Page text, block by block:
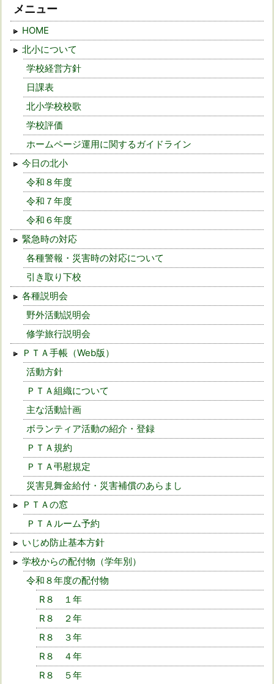
メニュー
HOME
北小について
学校経営方針
日課表
北小学校校歌
学校評価
ホームページ運用に関するガイドライン
今日の北小
令和８年度
令和７年度
令和６年度
緊急時の対応
各種警報・災害時の対応について
引き取り下校
各種説明会
野外活動説明会
修学旅行説明会
ＰＴＡ手帳（Web版）
活動方針
ＰＴＡ組織について
主な活動計画
ボランティア活動の紹介・登録
ＰＴＡ規約
ＰＴＡ弔慰規定
災害見舞金給付・災害補償のあらまし
ＰＴＡの窓
ＰＴＡルーム予約
いじめ防止基本方針
学校からの配付物（学年別）
令和８年度の配付物
R８ １年
R８ ２年
R８ ３年
R８ ４年
R８ ５年